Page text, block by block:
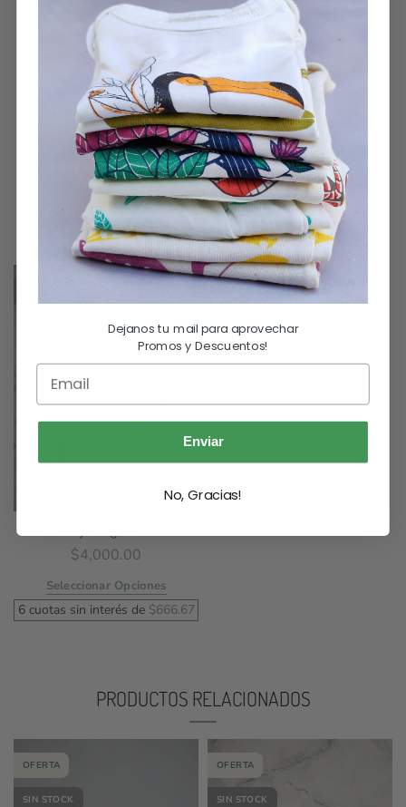
ENVÍOS Y DEVOLUCIONES
Categorías:Bebes , Pantalones
Etiqueta:Basicos
TAMBIÉN TE RECOMENDAMOS…
$4,000.00
Seleccionar Opciones
6 cuotas sin interés de $666.67
PRODUCTOS RELACIONADOS
OFERTA
SIN STOCK
OFERTA
SIN STOCK
Dejanos tu mail para aprovechar
Promos y Descuentos!
Enviar
No, Gracias!